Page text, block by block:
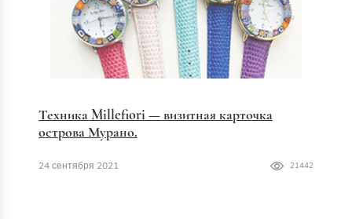
Техника Millefiori — визитная карточка
острова Мурано.
24 сентября 2021 21442